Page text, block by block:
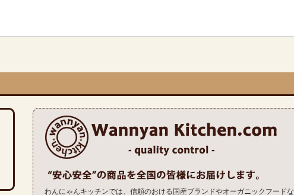
わんにゃんキッチンでは、信頼のおける国産ブランドやオーガニックフードな